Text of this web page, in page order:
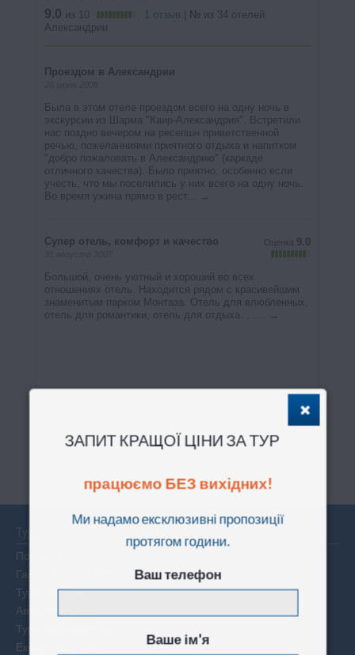
Пошук туру
Гарячі тури по світу
Тури на двох
Автобусні тури
Тури вихідного дня
Екскурсійні тури
ЗАПИТ КРАЩОЇ ЦІНИ ЗА ТУР
працюємо БЕЗ вихідних!
Ми надамо ексклюзивні пропозиції
протягом години.
Ваш телефон
Ваше ім'я